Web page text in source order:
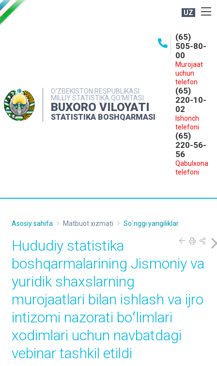
UZ
O‘ZBEKISTON RESPUBLIKASI
MILLIY STATISTIKA QO‘MITASI
BUXORO VILOYATI
STATISTIKA BOSHQARMASI
(65)
505-80-
00
Murojaat
uchun
telefon
(65)
220-10-
02
Ishonch
telefoni
(65)
220-56-
56
Qabulxona
telefoni
MATBUOT XIZMATI
MUROJAATLAR
Asosiy sahifa Matbuot xizmati So`nggi yangiliklar
Hududiy statistika
boshqarmalarining Jismoniy va
yuridik shaxslarning
murojaatlari bilan ishlash va ijro
intizomi nazorati boʻlimlari
xodimlari uchun navbatdagi
vebinar tashkil etildi